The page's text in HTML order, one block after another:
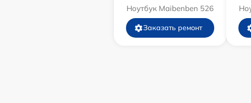
Ноутбук Maibenben 526
Заказать ремонт